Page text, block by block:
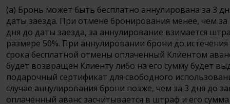
(a) Бронь может быть бесплатно аннулирована за 3
даты заезда. При отмене бронирования менее, чем за
дня до даты заезда, за аннулирование взимается
размере 50%. При аннулировании брони до истечения
срока бесплатной отмены оплаченный Клиентом
будет возвращен Клиенту либо на его сумму будет
подарочный сертификат для свободного
случае аннулирования брони позже, чем за 3 дня до
оплаченный аванс засчитывается в штраф и его